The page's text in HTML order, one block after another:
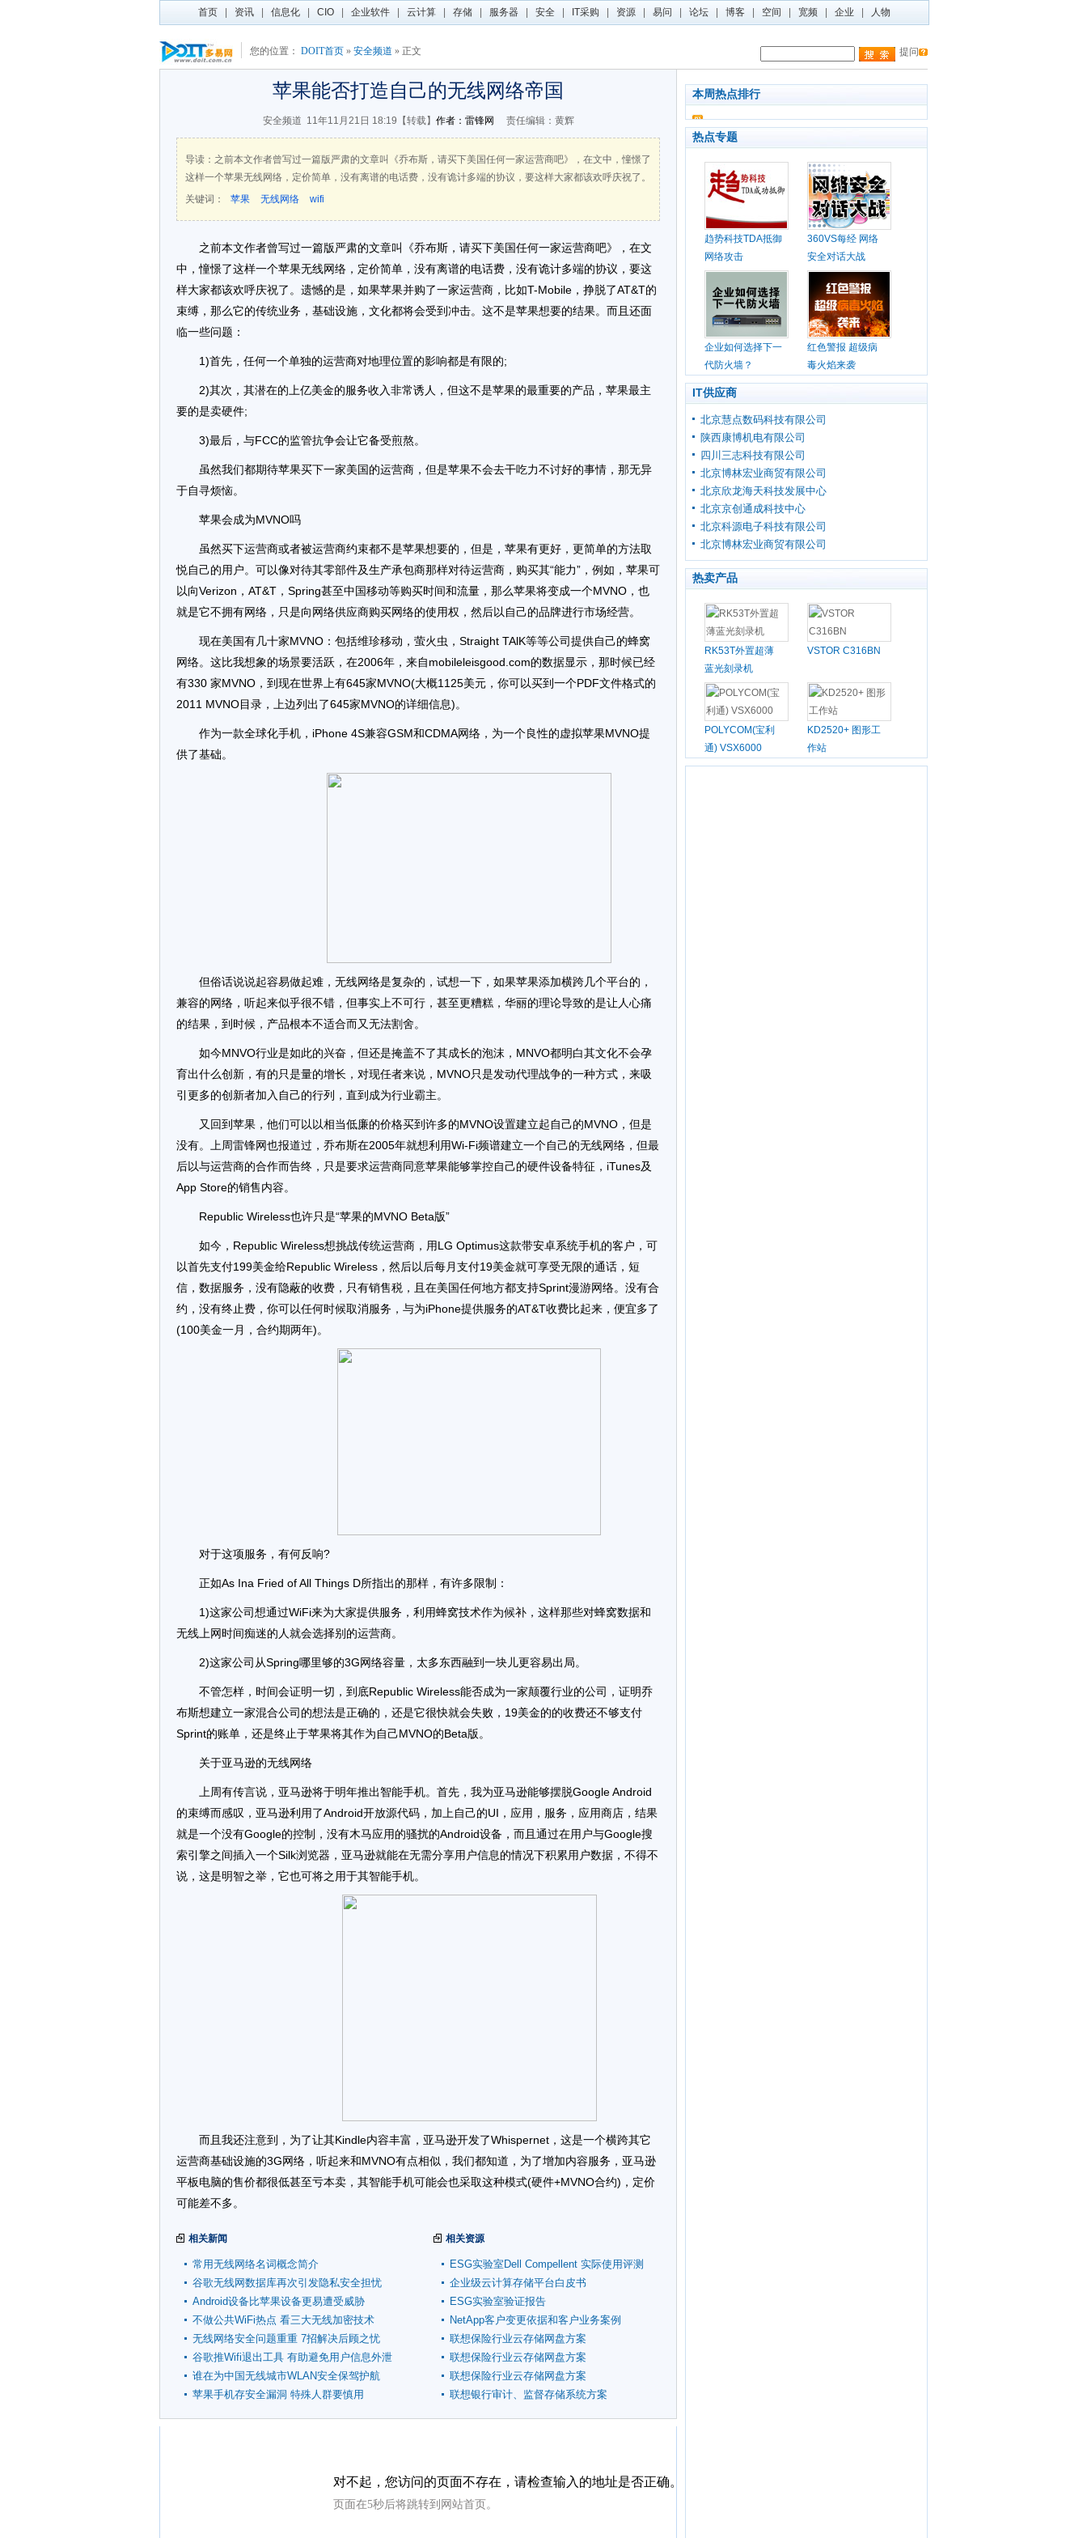
首页 资讯 信息化 CIO 企业软件 云计算 存储 服务器 安全 IT采购 资源 易问 论坛 博客 空间 宽频 企业 人物
您的位置： DOIT首页 » 安全频道 » 正文 提问
苹果能否打造自己的无线网络帝国
安全频道 11年11月21日 18:19【转载】 作者：雷锋网 责任编辑：黄辉
导读：之前本文作者曾写过一篇版严肃的文章叫《乔布斯，请买下美国任何一家运营商吧》，在文中，憧憬了
这样一个苹果无线网络，定价简单，没有离谱的电话费，没有诡计多端的协议，要这样大家都该欢呼庆祝了。
关键词：
苹果 无线网络 wifi
之前本文作者曾写过一篇版严肃的文章叫《乔布斯，请买下美国任何一家运营商吧》，在文
中，憧憬了这样一个苹果无线网络，定价简单，没有离谱的电话费，没有诡计多端的协议，要这
样大家都该欢呼庆祝了。遗憾的是，如果苹果并购了一家运营商，比如T-Mobile，挣脱了AT&T的
束缚，那么它的传统业务，基础设施，文化都将会受到冲击。这不是苹果想要的结果。而且还面
临一些问题：
1)首先，任何一个单独的运营商对地理位置的影响都是有限的;
2)其次，其潜在的上亿美金的服务收入非常诱人，但这不是苹果的最重要的产品，苹果最主
要的是卖硬件;
3)最后，与FCC的监管抗争会让它备受煎熬。
虽然我们都期待苹果买下一家美国的运营商，但是苹果不会去干吃力不讨好的事情，那无异
于自寻烦恼。
苹果会成为MVNO吗
虽然买下运营商或者被运营商约束都不是苹果想要的，但是，苹果有更好，更简单的方法取
悦自己的用户。可以像对待其零部件及生产承包商那样对待运营商，购买其“能力”，例如，苹果可
以向Verizon，AT&T，Spring甚至中国移动等购买时间和流量，那么苹果将变成一个MVNO，也
就是它不拥有网络，只是向网络供应商购买网络的使用权，然后以自己的品牌进行市场经营。
现在美国有几十家MVNO：包括维珍移动，萤火虫，Straight TAlK等等公司提供自己的蜂窝
网络。这比我想象的场景要活跃，在2006年，来自mobileleisgood.com的数据显示，那时候已经
有330 家MVNO，到现在世界上有645家MVNO(大概1125美元，你可以买到一个PDF文件格式的
2011 MVNO目录，上边列出了645家MVNO的详细信息)。
作为一款全球化手机，iPhone 4S兼容GSM和CDMA网络，为一个良性的虚拟苹果MVNO提
供了基础。
但俗话说说起容易做起难，无线网络是复杂的，试想一下，如果苹果添加横跨几个平台的，
兼容的网络，听起来似乎很不错，但事实上不可行，甚至更糟糕，华丽的理论导致的是让人心痛
的结果，到时候，产品根本不适合而又无法割舍。
如今MNVO行业是如此的兴奋，但还是掩盖不了其成长的泡沫，MNVO都明白其文化不会孕
育出什么创新，有的只是量的增长，对现任者来说，MVNO只是发动代理战争的一种方式，来吸
引更多的创新者加入自己的行列，直到成为行业霸主。
又回到苹果，他们可以以相当低廉的价格买到许多的MVNO设置建立起自己的MVNO，但是
没有。上周雷锋网也报道过，乔布斯在2005年就想利用Wi-Fi频谱建立一个自己的无线网络，但最
后以与运营商的合作而告终，只是要求运营商同意苹果能够掌控自己的硬件设备特征，iTunes及
App Store的销售内容。
Republic Wireless也许只是“苹果的MVNO Beta版”
如今，Republic Wireless想挑战传统运营商，用LG Optimus这款带安卓系统手机的客户，可
以首先支付199美金给Republic Wireless，然后以后每月支付19美金就可享受无限的通话，短
信，数据服务，没有隐蔽的收费，只有销售税，且在美国任何地方都支持Sprint漫游网络。没有合
约，没有终止费，你可以任何时候取消服务，与为iPhone提供服务的AT&T收费比起来，便宜多了
(100美金一月，合约期两年)。
对于这项服务，有何反响?
正如As Ina Fried of All Things D所指出的那样，有许多限制：
1)这家公司想通过WiFi来为大家提供服务，利用蜂窝技术作为候补，这样那些对蜂窝数据和
无线上网时间痴迷的人就会选择别的运营商。
2)这家公司从Spring哪里够的3G网络容量，太多东西融到一块儿更容易出局。
不管怎样，时间会证明一切，到底Republic Wireless能否成为一家颠覆行业的公司，证明乔
布斯想建立一家混合公司的想法是正确的，还是它很快就会失败，19美金的的收费还不够支付
Sprint的账单，还是终止于苹果将其作为自己MVNO的Beta版。
关于亚马逊的无线网络
上周有传言说，亚马逊将于明年推出智能手机。首先，我为亚马逊能够摆脱Google Android
的束缚而感叹，亚马逊利用了Android开放源代码，加上自己的UI，应用，服务，应用商店，结果
就是一个没有Google的控制，没有木马应用的骚扰的Android设备，而且通过在用户与Google搜
索引擎之间插入一个Silk浏览器，亚马逊就能在无需分享用户信息的情况下积累用户数据，不得不
说，这是明智之举，它也可将之用于其智能手机。
而且我还注意到，为了让其Kindle内容丰富，亚马逊开发了Whispernet，这是一个横跨其它
运营商基础设施的3G网络，听起来和MVNO有点相似，我们都知道，为了增加内容服务，亚马逊
平板电脑的售价都很低甚至亏本卖，其智能手机可能会也采取这种模式(硬件+MVNO合约)，定价
可能差不多。
相关新闻
常用无线网络名词概念简介
谷歌无线网数据库再次引发隐私安全担忧
Android设备比苹果设备更易遭受威胁
不做公共WiFi热点 看三大无线加密技术
无线网络安全问题重重 7招解决后顾之忧
谷歌推Wifi退出工具 有助避免用户信息外泄
谁在为中国无线城市WLAN安全保驾护航
苹果手机存安全漏洞 特殊人群要慎用
相关资源
ESG实验室Dell Compellent 实际使用评测
企业级云计算存储平台白皮书
ESG实验室验证报告
NetApp客户变更依据和客户业务案例
联想保险行业云存储网盘方案
联想保险行业云存储网盘方案
联想保险行业云存储网盘方案
联想银行审计、监督存储系统方案
本周热点排行
热点专题
趋势科技TDA抵御
网络攻击
360VS每经 网络
安全对话大战
企业如何选择下一
代防火墙？
红色警报 超级病
毒火焰来袭
IT供应商
北京慧点数码科技有限公司
陕西康博机电有限公司
四川三志科技有限公司
北京博林宏业商贸有限公司
北京欣龙海天科技发展中心
北京京创通成科技中心
北京科源电子科技有限公司
北京博林宏业商贸有限公司
热卖产品
RK53T外置超薄
蓝光刻录机
VSTOR C316BN
POLYCOM(宝利
通) VSX6000
KD2520+ 图形工
作站